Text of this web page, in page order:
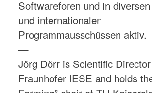
Softwareforen und in
und internationalen
Programmausschüssen aktiv.
—
Jörg Dörr is Scientific
Fraunhofer IESE and holds